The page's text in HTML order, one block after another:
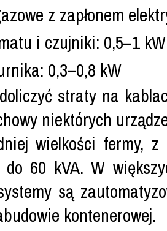
z zapłonem
i czujniki: 0,5–1 kW
0,3–0,8 kW
straty na
niektórych
wielkości fermy,
60 kVA. W
są
kontenerowej.